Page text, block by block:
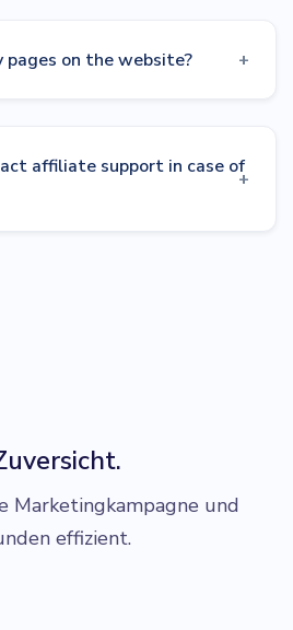
pages on the website?
affiliate support in case of
Marketingkampagne und
effizient.